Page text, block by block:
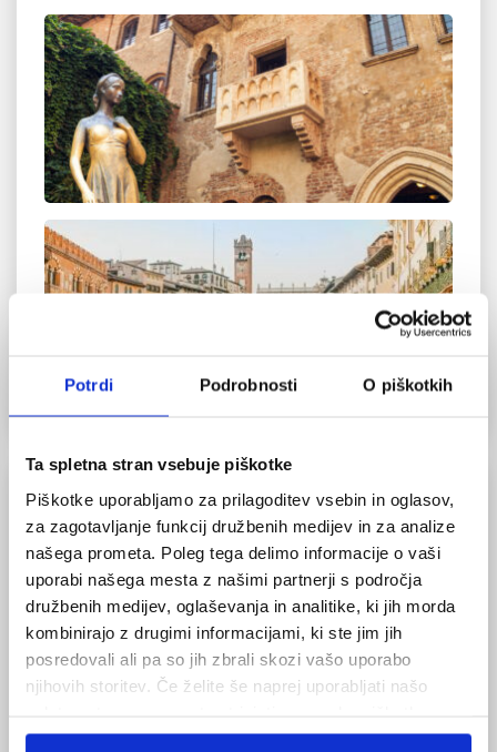
Potrdi Podrobnosti O piškotkih
Ta spletna stran vsebuje piškotke
Piškotke uporabljamo za prilagoditev vsebin in oglasov,
za zagotavljanje funkcij družbenih medijev in za analize
našega prometa. Poleg tega delimo informacije o vaši
uporabi našega mesta z našimi partnerji s področja
družbenih medijev, oglaševanja in analitike, ki jih morda
kombinirajo z drugimi informacijami, ki ste jim jih
posredovali ali pa so jih zbrali skozi vašo uporabo
njihovih storitev. Če želite še naprej uporabljati našo
NATISNI
La Traviataje opera v treh dejanjih italijanskega
skladatelja Giuseppeja Verdija. Dramsko besedilo
je napisal Francesco Maria Piave po romanu
francoskega pisatelja Alexandreja Duma “Dama s
kamelijami” (1852). Opera je bila ob svojem
nastanku zaradi tematike “ženske iz nočnega